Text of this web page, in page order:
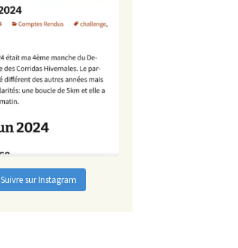
Suivre sur Instagram